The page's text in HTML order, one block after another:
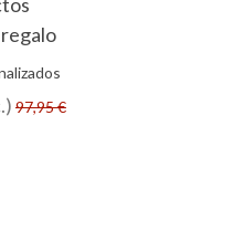
97,95 €